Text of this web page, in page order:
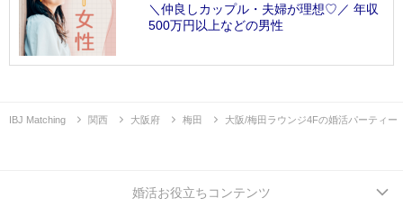
＼仲良しカップル・夫婦が理想♡／ 年収
500万円以上などの男性
IBJ Matching 関西 大阪府 梅田 大阪/梅田ラウンジ4Fの婚活パーティー
婚活お役立ちコンテンツ